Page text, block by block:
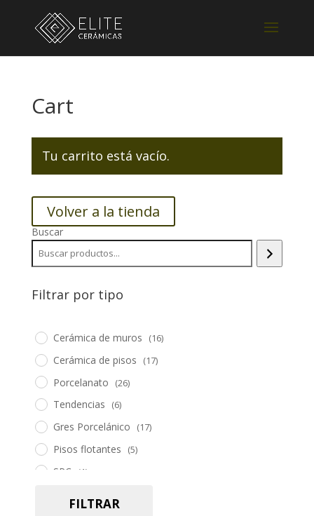
Cart
Tu carrito está vacío.
Volver a la tienda
Buscar
Filtrar por tipo
Cerámica de muros (16)
Cerámica de pisos (17)
Porcelanato (26)
Tendencias (6)
Gres Porcelánico (17)
Pisos flotantes (5)
SPC (1)
FILTRAR